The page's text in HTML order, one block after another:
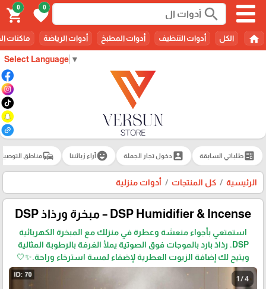
Select Language ▼
search
0
favorite
0
shopping_cart
home الكل أدوات التنظيف أدوات المطبخ أدوات الرياضة ماكنات
ballotطلباتي السابقة account_box دخول تجار الجملة emoji_emotionsآراء زبائننا commuteمناطق
الرئيسية كل المنتجات أدوات منزلية
DSP Humidifier & Incense – مبخرة ورذاذ DSP
استمتعي بأجواء منعشة وعطرة في منزلك مع المبخرة الكهربائية
DSP. رذاذ بارد بالموجات فوق الصوتية يملأ الغرفة بالرطوبة المثالية
ويتيح لك إضافة الزيوت العطرية لإضفاء لمسة استرخاء وراحة.✨🤍
1 / 4